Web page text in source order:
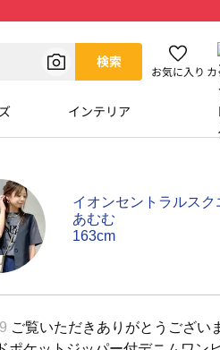
検索
お気に入り
インテリア
イオンセントラルスク
あむむ
163cm
ご覧いただきありがとうござい